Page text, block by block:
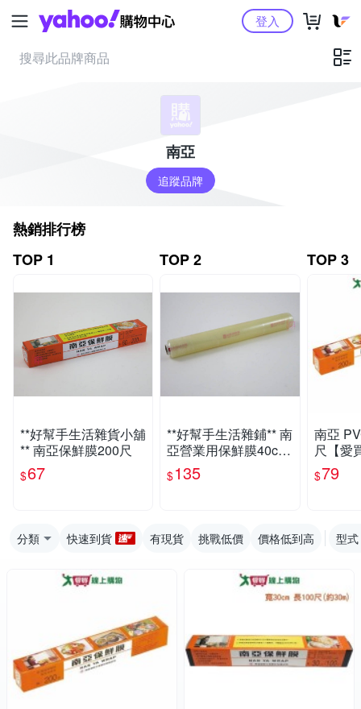
Yahoo購物中心登入
南亞
追蹤品牌
熱銷排行榜
TOP 1
**好幫手生活雜貨小舖
** 南亞保鮮膜200尺
$67
TOP 2
**好幫手生活雜鋪** 南
亞營業用保鮮膜40cm
*100尺
$135
TOP 3
南亞
尺【愛
$79
分類 快速到貨 有現貨 挑戰低價 價格低到高 型式